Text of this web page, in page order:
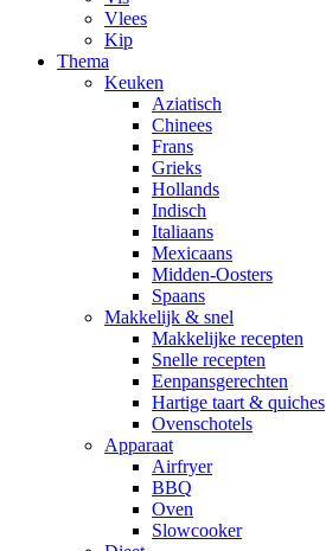
Vlees
Kip
Thema
Keuken
Aziatisch
Chinees
Frans
Grieks
Hollands
Indisch
Italiaans
Mexicaans
Midden-Oosters
Spaans
Makkelijk & snel
Makkelijke recepten
Snelle recepten
Eenpansgerechten
Hartige taart & quiches
Ovenschotels
Apparaat
Airfryer
BBQ
Oven
Slowcooker